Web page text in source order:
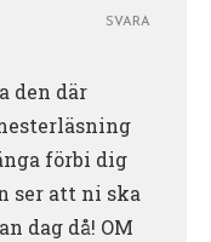
den där
förbi dig
ser att ni ska
dag då! OM
SVARA